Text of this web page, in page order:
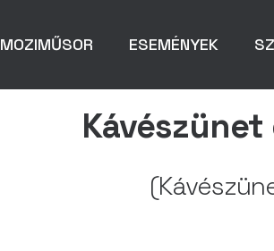
MOZIMŰSOR ESEMÉNYEK